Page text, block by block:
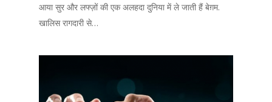
आया सुर और लफ्ज़ों की एक अलहदा दुनिया में ले जाती हैं बेग़म.
खालिस रागदारी से…